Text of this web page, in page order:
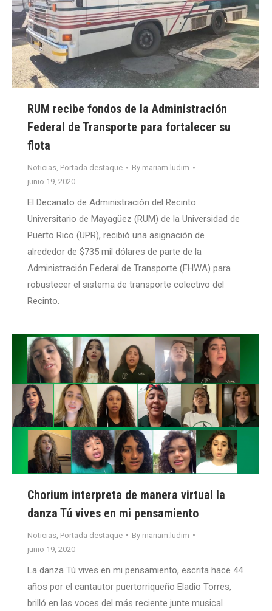
RUM recibe fondos de la Administración
Federal de Transporte para fortalecer su
flota
Noticias, Portada destaque By mariam.ludim
junio 19, 2020
El Decanato de Administración del Recinto
Universitario de Mayagüez (RUM) de la Universidad de
Puerto Rico (UPR), recibió una asignación de
alrededor de $735 mil dólares de parte de la
Administración Federal de Transporte (FHWA) para
robustecer el sistema de transporte colectivo del
Recinto.
Chorium interpreta de manera virtual la
danza Tú vives en mi pensamiento
Noticias Portada destaque By mariam.ludim
junio 19, 2020
La danza Tú vives en mi pensamiento, escrita hace 44
años por el cantautor puertorriqueño Eladio Torres,
brilló en las voces del más reciente junte musical